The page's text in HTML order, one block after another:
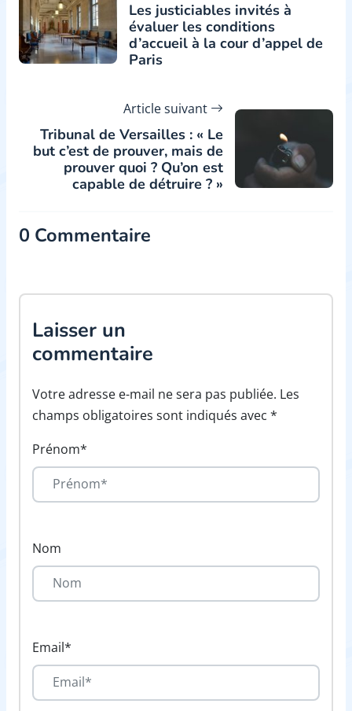
Les justiciables invités à
évaluer les conditions
d’accueil à la cour d’appel de
Paris
Article suivant
Tribunal de Versailles : « Le
but c’est de prouver, mais de
prouver quoi ? Qu’on est
capable de détruire ? »
0 Commentaire
Laisser un
commentaire
Votre adresse e-mail ne sera pas publiée. Les
champs obligatoires sont indiqués avec *
Prénom*
Nom
Email*